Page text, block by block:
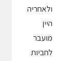
ולאחריה
היין
מועבר
לחביות